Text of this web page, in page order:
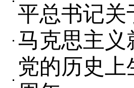
平总书记关
马克思主义
党的历史